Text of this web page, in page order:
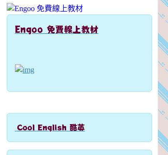
Engoo 免費線上教材
link to https://engoo.com.tw/app/materials/
Cool English 酷英